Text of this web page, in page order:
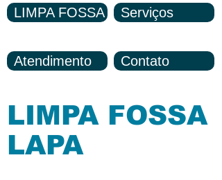
LIMPA FOSSA Serviços
Atendimento Contato
LIMPA FOSSA
LAPA